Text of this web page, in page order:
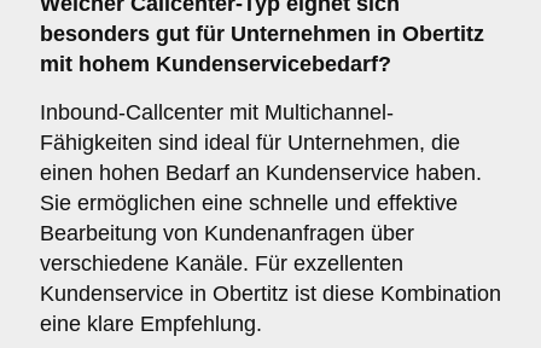
besonders gut für Unternehmen in Obertitz
mit hohem Kundenservicebedarf?
Inbound-Callcenter mit Multichannel-
Fähigkeiten sind ideal für Unternehmen, die
einen hohen Bedarf an Kundenservice haben.
Sie ermöglichen eine schnelle und effektive
Bearbeitung von Kundenanfragen über
verschiedene Kanäle. Für exzellenten
Kundenservice in Obertitz ist diese Kombination
eine klare Empfehlung.